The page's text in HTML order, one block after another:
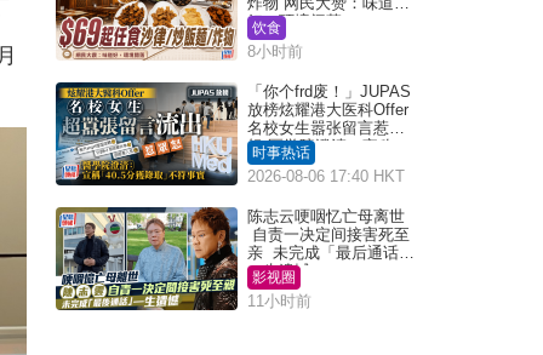
好，环境阔落
饮食
8小时前
「你个frd废！」JUPAS
放榜炫耀港大医科Offer
名校女生嚣张留言惹众
怒 医学院澄清：宣称
「40.5分获录取」不符事
实｜Juicy叮
时事热话
2026-08-06 17:40 HKT
陈志云哽咽忆亡母离世
自责一决定间接害死至
亲 未完成「最后通话」
一生遗憾
影视圈
11小时前